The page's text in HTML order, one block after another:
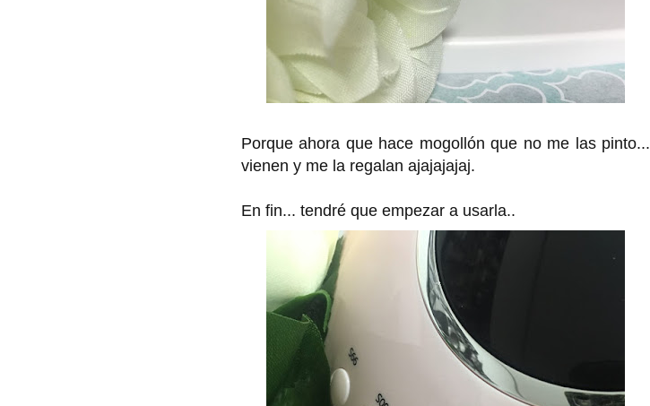
Porque ahora que hace mogollón que no me las pinto...
vienen y me la regalan ajajajajaj.
En fin... tendré que empezar a usarla..